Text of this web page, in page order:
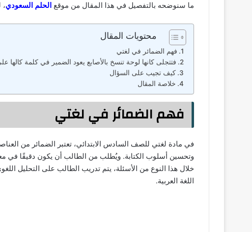
ما سنوضحه بالتفصيل في هذا المقال من موقع الحلم السعودي
محتويات المقال
فهم الضمائر في لغتي
فتتجلى كانها لوحة تنسخ بالأصابع يعود الضمير في كلمة كالها
كيف تجيب على السؤال
خلاصة المقال
فهم الضمائر في لغتي
في مادة لغتي للصف السادس الابتدائي، تعتبر الضمائر من
وتحسين أسلوب الكتابة. ويُطلب من الطالب أن يكون دقيقًا في
خلال هذا النوع من الأسئلة، يتم تدريب الطالب على التحليل
اللغة العربية.